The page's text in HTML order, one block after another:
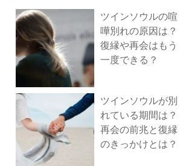
ツインソウルの喧
嘩別れの原因は？
復縁や再会はもう
一度できる？
ツインソウルが別
れている期間は？
再会の前兆と復縁
のきっかけとは？